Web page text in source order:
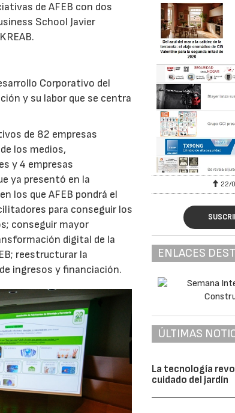
de AFEB con dos
School Javier
Corporativo del
y su labor que se centra
de 82 empresas
los medios,
y 4 empresas
ya presentó en la
los que AFEB pondrá el
para conseguir los
conseguir mayor
digital de la
reestructurar la
ingresos y financiación.
ENLACES
ÚLTIMAS
La tecnología
cuidado del jardín